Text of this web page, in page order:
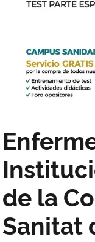
de la
Sanitat